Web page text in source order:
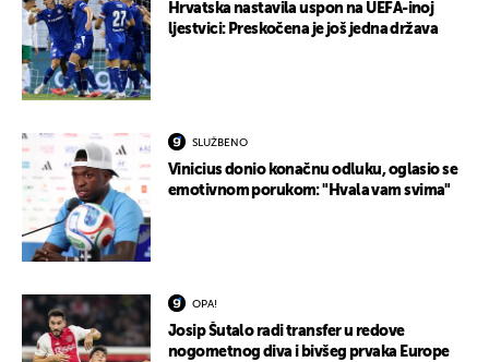
Hrvatska nastavila uspon na UEFA-inoj
ljestvici: Preskočena je još jedna država
SLUŽBENO
Vinicius donio konačnu odluku, oglasio se
emotivnom porukom: "Hvala vam svima"
OPA!
Josip Šutalo radi transfer u redove
nogometnog diva i bivšeg prvaka Europe